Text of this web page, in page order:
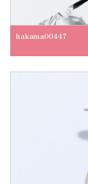
hakama00447